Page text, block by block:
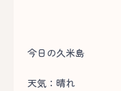
今日の久米島
天気：晴れ